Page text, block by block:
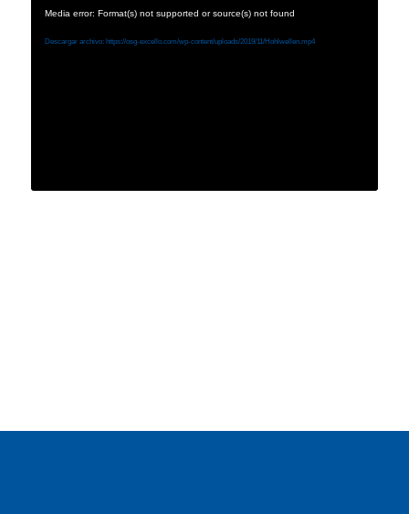
Media error: Format(s) not supported or source(s) not found
Descargar archivo: https://osg-excello.com/wp-content/uploads/2019/11/Hohlwellen.mp4